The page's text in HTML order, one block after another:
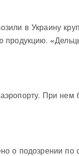
в Украину
продукцию.
При нем
о подозрении по